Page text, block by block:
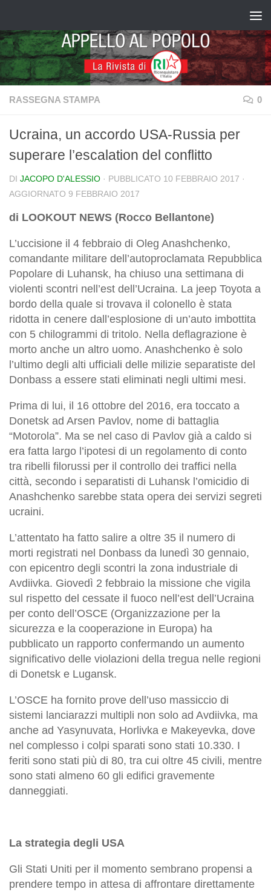
RASSEGNA STAMPA 0
Ucraina, un accordo USA-Russia per
superare l’escalation del conflitto
DI JACOPO D'ALESSIO · PUBBLICATO 10 FEBBRAIO 2017 ·
AGGIORNATO 9 FEBBRAIO 2017
di LOOKOUT NEWS (Rocco Bellantone)
L’uccisione il 4 febbraio di Oleg Anashchenko,
comandante militare dell’autoproclamata Repubblica
Popolare di Luhansk, ha chiuso una settimana di
violenti scontri nell’est dell’Ucraina. La jeep Toyota a
bordo della quale si trovava il colonello è stata
ridotta in cenere dall’esplosione di un’auto imbottita
con 5 chilogrammi di tritolo. Nella deflagrazione è
morto anche un altro uomo. Anashchenko è solo
l’ultimo degli alti ufficiali delle milizie separatiste del
Donbass a essere stati eliminati negli ultimi mesi.
Prima di lui, il 16 ottobre del 2016, era toccato a
Donetsk ad Arsen Pavlov, nome di battaglia
“Motorola”. Ma se nel caso di Pavlov già a caldo si
era fatta largo l’ipotesi di un regolamento di conto
tra ribelli filorussi per il controllo dei traffici nella
città, secondo i separatisti di Luhansk l’omicidio di
Anashchenko sarebbe stata opera dei servizi segreti
ucraini.
L’attentato ha fatto salire a oltre 35 il numero di
morti registrati nel Donbass da lunedì 30 gennaio,
con epicentro degli scontri la zona industriale di
Avdiivka. Giovedì 2 febbraio la missione che vigila
sul rispetto del cessate il fuoco nell’est dell’Ucraina
per conto dell’OSCE (Organizzazione per la
sicurezza e la cooperazione in Europa) ha
pubblicato un rapporto confermando un aumento
significativo delle violazioni della tregua nelle regioni
di Donetsk e Lugansk.
L’OSCE ha fornito prove dell’uso massiccio di
sistemi lanciarazzi multipli non solo ad Avdiivka, ma
anche ad Yasynuvata, Horlivka e Makeyevka, dove
nel complesso i colpi sparati sono stati 10.330. I
feriti sono stati più di 80, tra cui oltre 45 civili, mentre
sono stati almeno 60 gli edifici gravemente
danneggiati.
La strategia degli USA
Gli Stati Uniti per il momento sembrano propensi a
prendere tempo in attesa di affrontare direttamente